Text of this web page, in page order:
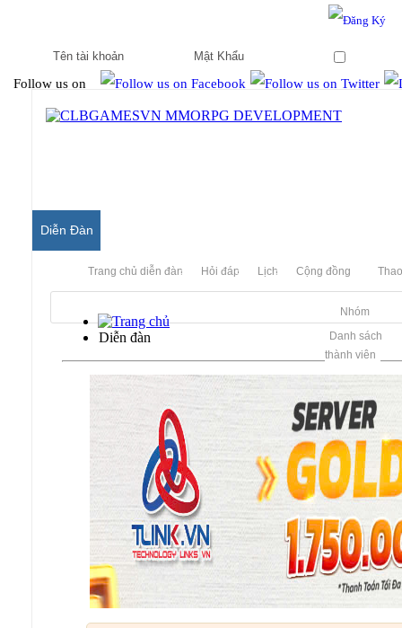
Follow us on
Diễn Đàn
Trang chủ diễn đàn Hỏi đáp Lịch Cộng đồng
Nhóm
Danh sách
thành viên
Diễn đàn